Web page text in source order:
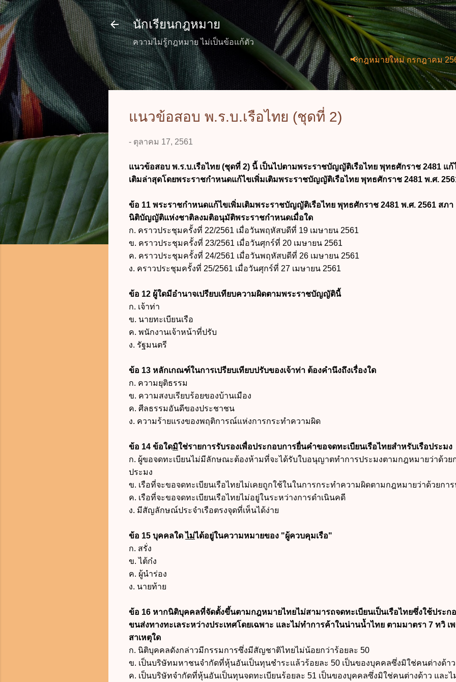
ข้ามไปที่เนื้อหาหลัก
นักเรียนกฎหมาย
ความไม่รู้กฎหมาย ไม่เป็นข้อแก้ตัว
📢กฎหมายใหม่ กรกฎาคม 2569 (2 ฉบั
แนวข้อสอบ พ.ร.บ.เรือไทย (ชุดที่ 2)
- ตุลาคม 17, 2561
แนวข้อสอบ พ.ร.บ.เรือไทย (ชุดที่ 2) นี้ เป็นไปตามพระราชบัญญัติเรือไทย พุทธศักราช 2481 แก้
เติมล่าสุดโดยพระราชกำหนดแก้ไขเพิ่มเติมพระราชบัญญัติเรือไทย พุทธศักราช 2481 พ.ศ.
ข้อ 11 พระราชกำหนดแก้ไขเพิ่มเติมพระราชบัญญัติเรือไทย พุทธศักราช 2481 พ.ศ. 2561 สภา
นิติบัญญัติแห่งชาติลงมติอนุมัติพระราชกำหนดเมื่อใด
ก. คราวประชุมครั้งที่ 22/2561 เมื่อวันพฤหัสบดีที่ 19 เมษายน 2561
ข. คราวประชุมครั้งที่ 23/2561 เมื่อวันศุกร์ที่ 20 เมษายน 2561
ค. คราวประชุมครั้งที่ 24/2561 เมื่อวันพฤหัสบดีที่ 26 เมษายน 2561
ง. คราวประชุมครั้งที่ 25/2561 เมื่อวันศุกร์ที่ 27 เมษายน 2561
ข้อ 12 ผู้ใดมีอำนาจเปรียบเทียบความผิดตามพระราชบัญญัตินี้
ก. เจ้าท่า
ข. นายทะเบียนเรือ
ค. พนักงานเจ้าหน้าที่ปรับ
ง. รัฐมนตรี
ข้อ 13 หลักเกณฑ์ในการเปรียบเทียบปรับของเจ้าท่า ต้องคำนึงถึงเรื่องใด
ก. ความยุติธรรม
ข. ความสงบเรียบร้อยของบ้านเมือง
ค. ศีลธรรมอันดีของประชาชน
ง. ความร้ายแรงของพฤติการณ์แห่งการกระทำความผิด
ข้อ 14 ข้อใดมิใช่รายการรับรองเพื่อประกอบการยื่นคำขอจดทะเบียนเรือไทยสำหรับเรือประมง
ก. ผู้ขอจดทะเบียนไม่มีลักษณะต้องห้ามที่จะได้รับใบอนุญาตทำการประมงตามกฎหมายว่าด้วย
ประมง
ข. เรือที่จะขอจดทะเบียนเรือไทยไม่เคยถูกใช้ในในการกระทำความผิดตามกฎหมายว่าด้วยการ
ค. เรือที่จะขอจดทะเบียนเรือไทยไม่อยู่ในระหว่างการดำเนินคดี
ง. มีสัญลักษณ์ประจำเรือตรงจุดที่เห็นได้ง่าย
ข้อ 15 บุคคลใดไม่ได้อยู่ในความหมายของ "ผู้ควบคุมเรือ"
ก. สรั่ง
ข. ไต้ก๋ง
ค. ผู้นำร่อง
ง. นายท้าย
ข้อ 16 หากนิติบุคคลที่จัดตั้งขึ้นตามกฎหมายไทยไม่สามารถจดทะเบียนเป็นเรือไทยซึ่งใช้ประก
ขนส่งทางทะเลระหว่างประเทศโดยเฉพาะ และไม่ทำการค้าในน่านน้ำไทย ตามมาตรา 7 ทวิ เ
สาเหตุใด
ก. นิติบุคคลดังกล่าวมีกรรมการซึ่งมีสัญชาติไทยไม่น้อยกว่าร้อยละ 50
ข. เป็นบริษัทมหาชนจำกัดที่หุ้นอันเป็นทุนชำระแล้วร้อยละ 50 เป็นของบุคคลซึ่งมิใช่คนต่างด้าว
ค. เป็นบริษัทจำกัดที่หุ้นอันเป็นทุนจดทะเบียนร้อยละ 51 เป็นของบุคคลซึ่งมิใช่คนต่างด้าว และ